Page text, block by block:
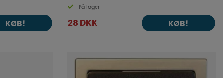
KØB!
På lager
28 DKK KØB!